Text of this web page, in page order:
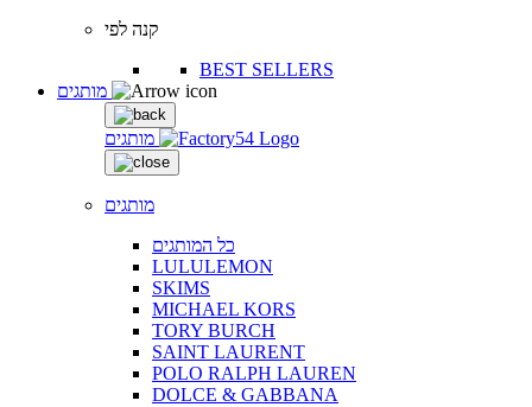
קנה לפי
BEST SELLERS
מותגים
מותגים
כל המותגים
LULULEMON
SKIMS
MICHAEL KORS
TORY BURCH
SAINT LAURENT
POLO RALPH LAUREN
DOLCE & GABBANA